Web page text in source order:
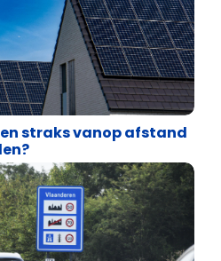
straks vanop afstand